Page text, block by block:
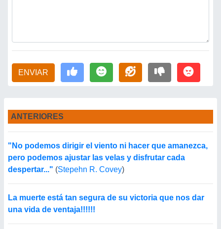
ENVIAR
ANTERIORES
"No podemos dirigir el viento ni hacer que amanezca,
pero podemos ajustar las velas y disfrutar cada
despertar..." (Stepehn R. Covey)
La muerte está tan segura de su victoria que nos dar
una vida de ventaja!!!!!!